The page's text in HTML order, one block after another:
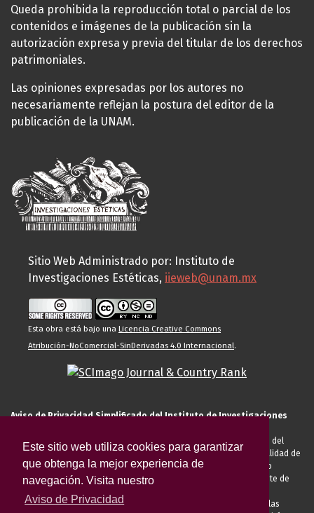
Este sitio web utiliza cookies para garantizar
que obtenga la mejor experiencia de
navegación. Visita nuestro
Aviso de Privacidad
Queda prohibida la reproducción total o parcial de los
contenidos e imágenes de la publicación sin la
autorización expresa y previa del titular de los derechos
patrimoniales.
Las opiniones expresadas por los autores no
necesariamente reflejan la postura del editor de la
publicación de la UNAM.
Sitio Web Administrado por: Instituto de
Investigaciones Estéticas, iieweb@unam.mx
Esta obra está bajo una Licencia Creative Commons
Atribución-NoComercial-SinDerivadas 4.0 Internacional.
Aviso de Privacidad Simplificado del Instituto de Investigaciones
El Instituto de Investigaciones Estéticas de la UNAM, es responsable del
tratamiento de sus datos personales para el registro de usted en calidad de
alumno, docente, personal de la entidad académica, conferencista o
invitado externo (nacional o extranjero), visitante, proveedor o cliente de
anteriormente descritas u otras aquellas exigidas legalmente o por las